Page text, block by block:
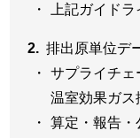
上記ガイド
排出原単位デ
サプライチェ
温室効果ガス
算定・報告・